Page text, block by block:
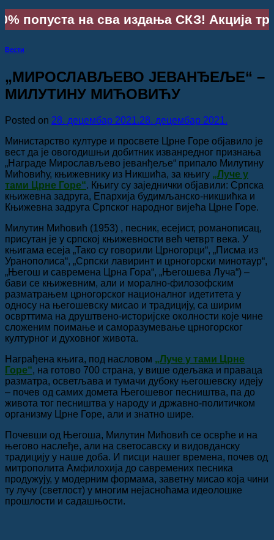
попуста на сва издања СКЗ! Акција
Вести
„МИРОСЛАВЉЕВО ЈЕВАНЂЕЉЕ“ –
МИЛУТИНУ МИЋОВИЋУ
Posted on 28. децембар 2021.28. децембар 2021.
Министарство културе и просвете Црне Горе објавило је
вест да је овогодишњи добитник изванредног признања
„Награде Мирослављево јеванђеље“ припало Милутину
Мићовићу, књижевнику из Никшића, за књигу „Луче у
тами Црне Горе“. Књигу су заједнички објавили: Српска
књижевна задруга, Епархија будимљанско-никшићка и
Књижевна задруга Српског народног вијећа Црне Горе.
Милутин Мићовић (1953) , песник, есејист, романописац,
присутан је у српској књижевности већ четврт века. У
књигама есеја „Тако су говорили Црногорци“, „Писма из
Уранополиса“, „Српски лавиринт и црногорски минотаур“,
„Његош и савремена Црна Гора“, „Његошева Луча“) –
бави се књижевним, али и морално-филозофским
разматрањем црногорског националног идетитета у
односу на његошевску мисао и традицију, са ширим
осврттима на друштвено-историјске околности које чине
сложеним поимање и саморазумевање црногорског
културног и духовног живота.
Награђена књига, под насловом „Луче у тами Црне
Горе“, на готово 700 страна, у више одељака и праваца
разматра, осветљава и тумачи дубоку његошевску идеју
– почев од самих домета Његошевог песништва, па до
живота тог песништва у народу и државно-политичком
организму Црне Горе, али и знатно шире.
Почевши од Његоша, Милутин Мићовић се осврће и на
његово наслеђе, али на светосавску и видовданску
традицију у наше доба. И писци нашег времена, почев од
митрополита Амфилохија до савремених песника
продужују, у модерним формама, заветну мисао која чини
ту лучу (светлост) у многим нејасноћама идеолошке
прошлости и садашњости.